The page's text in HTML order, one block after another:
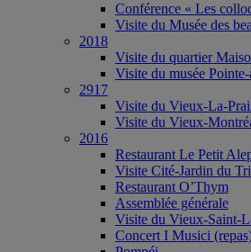
Conférence « Les
Visite du Musée des
2018
Visite du quartier
Visite du musée
2917
Visite du Vieux-La-
Visite du Vieux-
2016
Restaurant Le Petit
Visite Cité-Jardin du
Restaurant O’Thym
Assemblée générale
Visite du Vieux-Saint-
Concert I Musici